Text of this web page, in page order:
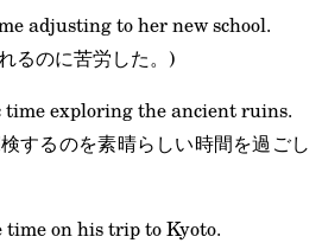
adjusting to her new school.
るのに苦労した。)
exploring the ancient ruins.
するのを素晴らしい時間を過ごし
time on his trip to Kyoto.